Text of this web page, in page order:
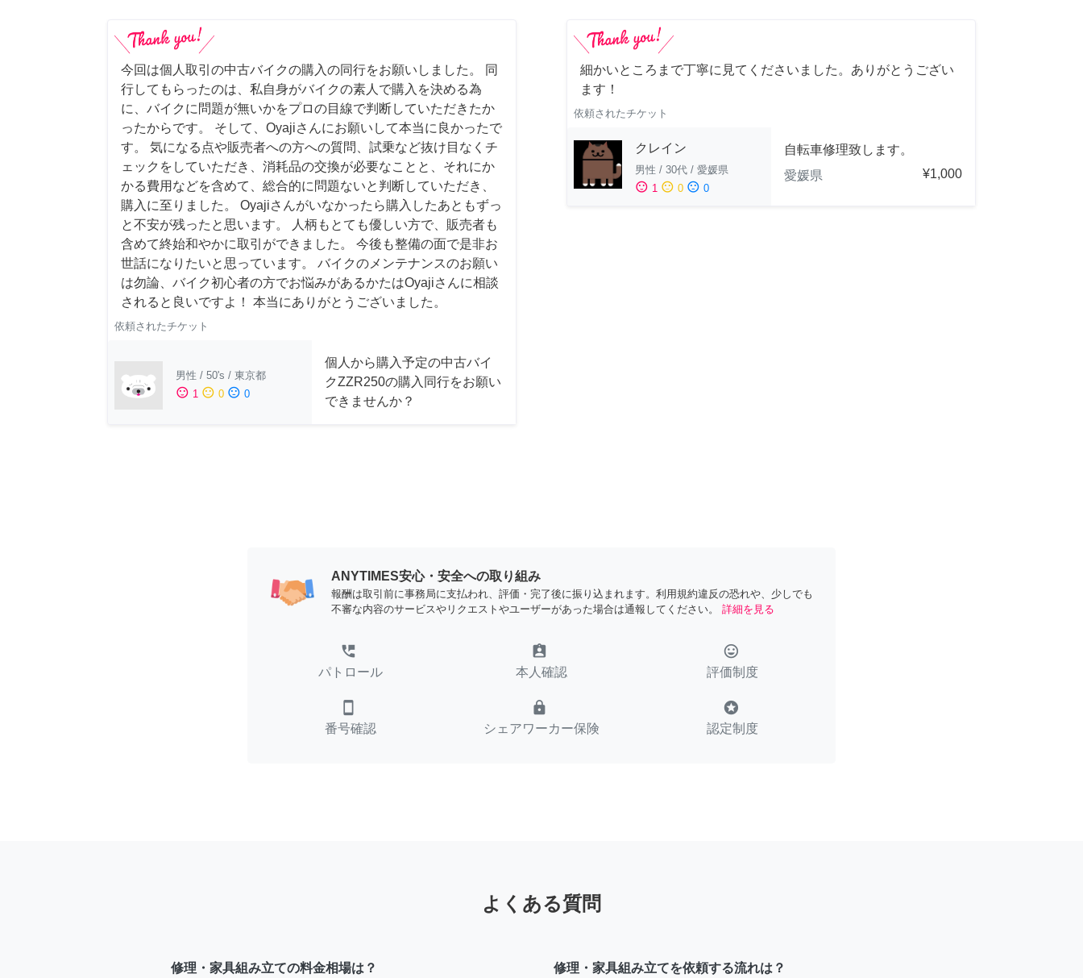
今回は個人取引の中古バイクの購入の同行をお願いしました。 同
行してもらったのは、私自身がバイクの素人で購入を決める為
に、バイクに問題が無いかをプロの目線で判断していただきたか
ったからです。 そして、Oyajiさんにお願いして本当に良かったで
す。 気になる点や販売者への方への質問、試乗など抜け目なくチ
ェックをしていただき、消耗品の交換が必要なことと、それにか
かる費用などを含めて、総合的に問題ないと判断していただき、
購入に至りました。 Oyajiさんがいなかったら購入したあともずっ
と不安が残ったと思います。 人柄もとても優しい方で、販売者も
含めて終始和やかに取引ができました。 今後も整備の面で是非お
世話になりたいと思っています。 バイクのメンテナンスのお願い
は勿論、バイク初心者の方でお悩みがあるかたはOyajiさんに相談
されると良いですよ！ 本当にありがとうございました。
依頼されたチケット
男性 / 50's / 東京都
sentiment_satisfied 1 sentiment_neutral 0 sentiment_dissatisfied 0
個人から購入予定の中古バイ
クZZR250の購入同行をお願い
できませんか？
細かいところまで丁寧に見てくださいました。ありがとうござい
ます！
依頼されたチケット
クレイン
男性 / 30代 / 愛媛県
sentiment_satisfied 1 sentiment_neutral 0 sentiment_dissatisfied 0
自転車修理致します。
愛媛県
¥1,000
ANYTIMES安心・安全への取り組み
報酬は取引前に事務局に支払われ、評価・完了後に振り込まれます。利用規約違反の恐れや、少しでも
不審な内容のサービスやリクエストやユーザーがあった場合は通報してください。
詳細を見る
perm_phone_msg
パトロール
assignment_ind
本人確認
tag_faces
評価制度
smartphone
番号確認
lock
シェアワーカー保険
stars
認定制度
よくある質問
修理・家具組み立ての料金相場は？ 修理・家具組み立てを依頼する流れは？